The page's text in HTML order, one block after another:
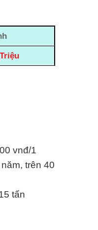
vnđ/1
trên 40
tấn